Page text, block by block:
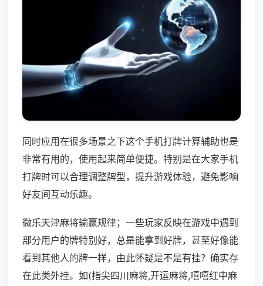
同时应用在很多场景之下这个手机打牌计算辅助也是
非常有用的，使用起来简单便捷。特别是在大家手机
打牌时可以合理调整牌型，提升游戏体验，避免影响
好友间互动乐趣。
微乐天津麻将输赢规律；一些玩家反映在游戏中遇到
部分用户的牌特别好，总是能拿到好牌，甚至好像能
看到其他人的牌一样，由此怀疑是不是有挂？确实存
在此类外挂。如(指尖四川麻将,开运麻将,嘻嘻红中麻